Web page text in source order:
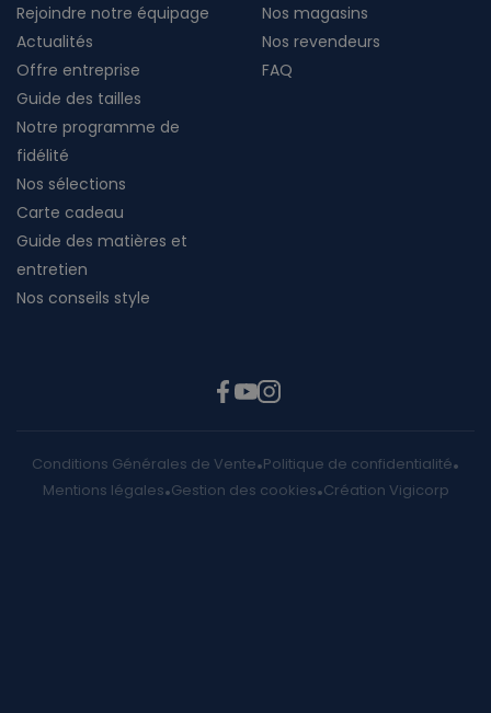
Rejoindre notre équipage
Actualités
Offre entreprise
Nos magasins
Nos revendeurs
FAQ
Guide des tailles
Notre programme de
fidélité
Nos sélections
Carte cadeau
Guide des matières et
entretien
Nos conseils style
Conditions Générales de Vente Politique de confidentialité
Mentions légales Gestion des cookies Création Vigicorp